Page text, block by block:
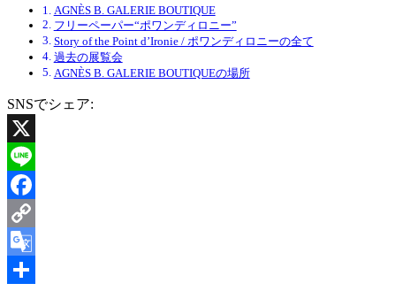
AGNÈS B. GALERIE BOUTIQUE
フリーペーパー“ポワンディロニー”
Story of the Point d’Ironie / ポワンディロニーの全て
過去の展覧会
AGNÈS B. GALERIE BOUTIQUEの場所
SNSでシェア:
X
Line
Facebook
Copy
Link
Google